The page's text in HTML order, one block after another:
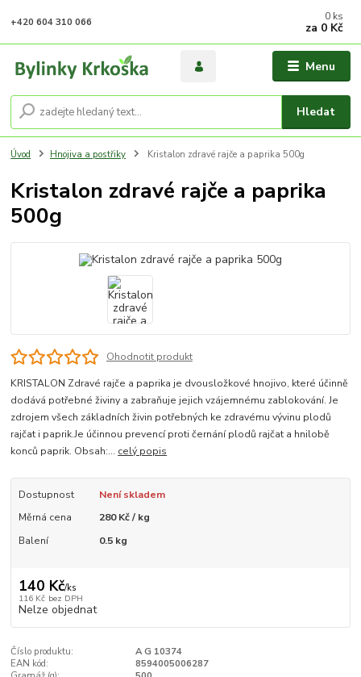
Menu
Hledat
+420 604 310 066 0 ks
za 0 Kč
Úvod Hnojiva a postřiky Kristalon zdravé rajče a paprika 500g
Kristalon zdravé rajče a paprika
500g
Ohodnotit produkt
KRISTALON Zdravé rajče a paprika je dvousložkové hnojivo, které účinně
dodává potřebné živiny a zabraňuje jejich vzájemnému zablokování. Je
zdrojem všech základních živin potřebných ke zdravému vývinu plodů
rajčat i paprik.Je účinnou prevencí proti černání plodů rajčat a hnilobě
konců paprik. Obsah:... celý popis
Dostupnost
Není skladem
Měrná cena
280 Kč / kg
Balení
0.5 kg
140 Kč/ks
116 Kč bez DPH
Nelze objednat
Číslo produktu:
A G 10374
EAN kód:
8594005006287